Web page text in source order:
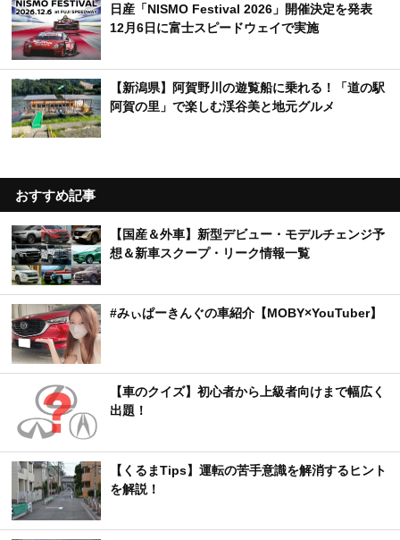
日産「NISMO Festival 2026」開催決定を発表
12月6日に富士スピードウェイで実施
【新潟県】阿賀野川の遊覧船に乗れる！「道の駅
阿賀の里」で楽しむ渓谷美と地元グルメ
おすすめ記事
【国産＆外車】新型デビュー・モデルチェンジ予
想＆新車スクープ・リーク情報一覧
#みぃぱーきんぐの車紹介【MOBY×YouTuber】
【車のクイズ】初心者から上級者向けまで幅広く
出題！
【くるまTips】運転の苦手意識を解消するヒント
を解説！